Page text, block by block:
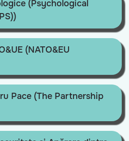
(Psychological
(NATO&EU
Pace (The Partnership